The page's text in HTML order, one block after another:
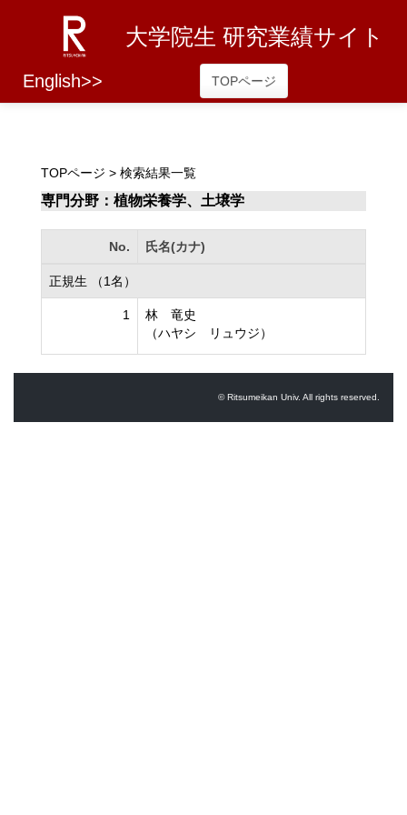
大学院生 研究業績サイト
English>> TOPページ
TOPページ > 検索結果一覧
専門分野：植物栄養学、土壌学
No. 氏名(カナ)
正規生 （1名）
1
林 竜史
（ハヤシ リュウジ）
© Ritsumeikan Univ. All rights reserved.